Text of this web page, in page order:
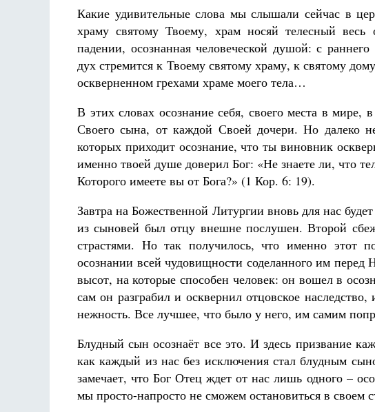
Какие удивительные слова мы слышали сейчас в
храму святому Твоему, храм носяй телесный
падении, осознанная человеческой душой: с
дух стремится к Твоему святому храму, к святому
оскверненном грехами храме моего тела…
В этих словах осознание себя, своего места в мире,
Своего сына, от каждой Своей дочери. Но далеко
которых приходит осознание, что ты виновник
именно твоей душе доверил Бог: «Не знаете ли, что
Которого имеете вы от Бога?» (1 Кор. 6: 19).
Завтра на Божественной Литургии вновь для нас
из сыновей был отцу внешне послушен. Второй
страстями. Но так получилось, что именно этот
осознании всей чудовищности соделанного им
высот, на которые способен человек: он вошел в
сам он разграбил и осквернил отцовское
нежность. Все лучшее, что было у него, им самим
Блудный сын осознаёт все это. И здесь призвание
как каждый из нас без исключения стал блудным
замечает, что Бог Отец ждет от нас лишь одного –
мы просто-напросто не сможем остановиться в своем